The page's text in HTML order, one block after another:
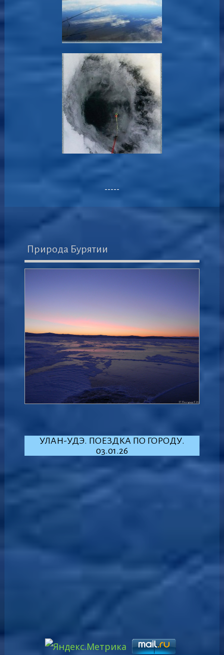
-----
Природа Бурятии
УЛАН-УДЭ. ПОЕЗДКА ПО ГОРОДУ.
03.01.26